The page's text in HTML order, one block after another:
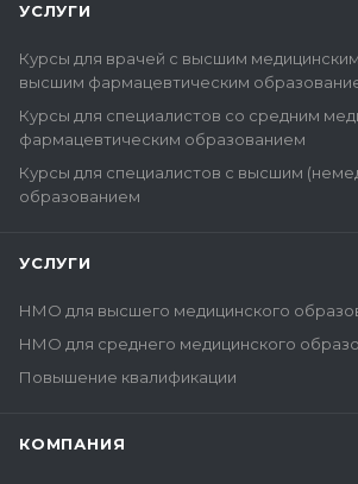
УСЛУГИ
Курсы для врачей с высшим
высшим фармацевтическим
Курсы для специалистов со средним
фармацевтическим образованием
Курсы для специалистов с высшим
образованием
УСЛУГИ
НМО для высшего медицинского
НМО для среднего медицинского
Повышение квалификации
КОМПАНИЯ